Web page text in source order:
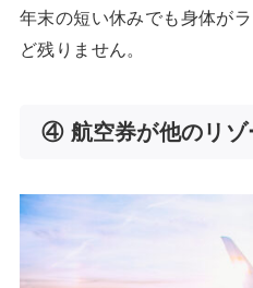
年末の短い休みでも身体が
ど残りません。
④ 航空券が他のリゾ